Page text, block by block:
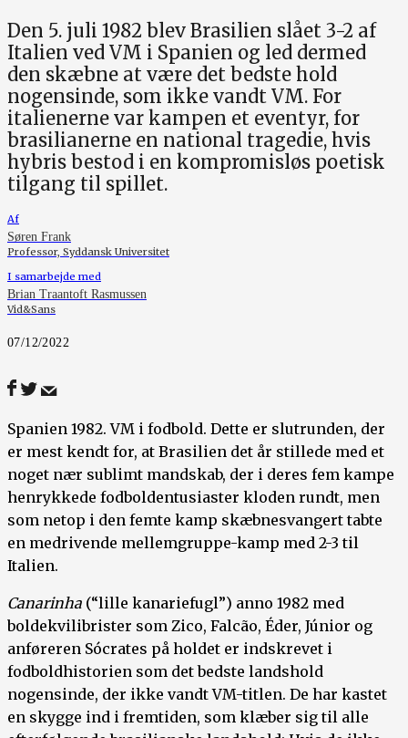
Den 5. juli 1982 blev Brasilien slået 3-2 af
Italien ved VM i Spanien og led dermed
den skæbne at være det bedste hold
nogensinde, som ikke vandt VM. For
italienerne var kampen et eventyr, for
brasilianerne en national tragedie, hvis
hybris bestod i en kompromisløs poetisk
tilgang til spillet.
Af
Søren Frank
Professor, Syddansk Universitet
I samarbejde med
Brian Traantoft Rasmussen
Vid&Sans
07/12/2022
Spanien 1982. VM i fodbold. Dette er slutrunden, der
er mest kendt for, at Brasilien det år stillede med et
noget nær sublimt mandskab, der i deres fem kampe
henrykkede fodboldentusiaster kloden rundt, men
som netop i den femte kamp skæbnesvangert tabte
en medrivende mellemgruppe-kamp med 2-3 til
Italien.
Canarinha (“lille kanariefugl”) anno 1982 med
boldekvilibrister som Zico, Falcão, Éder, Júnior og
anføreren Sócrates på holdet er indskrevet i
fodboldhistorien som det bedste landshold
nogensinde, der ikke vandt VM-titlen. De har kastet
en skygge ind i fremtiden, som klæber sig til alle